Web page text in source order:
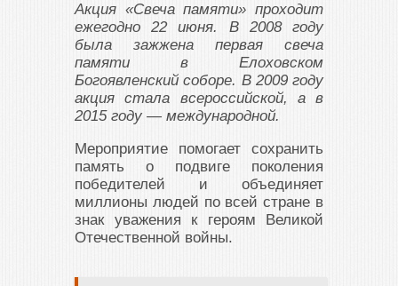
Акция «Свеча памяти» проходит
ежегодно 22 июня. В 2008 году
была зажжена первая свеча
памяти в Елоховском
Богоявленский соборе. В 2009 году
акция стала всероссийской, а в
2015 году — международной.
Мероприятие помогает сохранить
память о подвиге поколения
победителей и объединяет
миллионы людей по всей стране в
знак уважения к героям Великой
Отечественной войны.